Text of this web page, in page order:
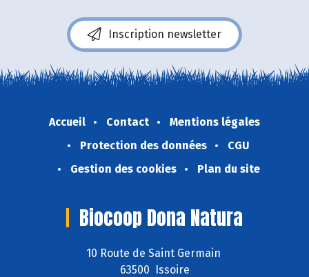
Inscription newsletter
Accueil Contact
Mentions légales
Protection des données
CGU
Gestion des cookies
Plan du site
Biocoop Dona Natura
10 Route de Saint Germain
63500 Issoire